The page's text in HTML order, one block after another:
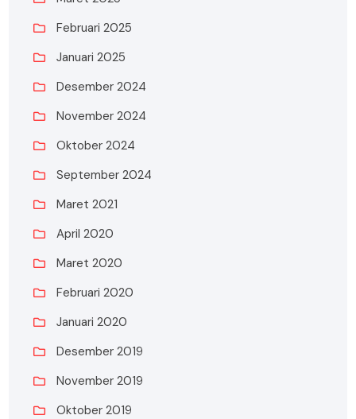
Februari 2025
Januari 2025
Desember 2024
November 2024
Oktober 2024
September 2024
Maret 2021
April 2020
Maret 2020
Februari 2020
Januari 2020
Desember 2019
November 2019
Oktober 2019